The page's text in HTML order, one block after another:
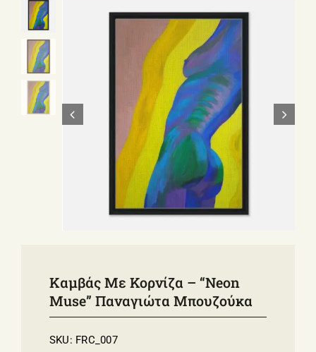
E-SHOP – Πωλητήριο
ΕΚΔΗΛΩΣΕΙΣ
ΣΧΕΤΙΚΑ ΜΕ ΕΜΑΣ
ΝΕΑ
Καμβάς Με Κορνίζα – “Neon
Muse” Παναγιώτα Μπουζούκα
SKU: FRC_007